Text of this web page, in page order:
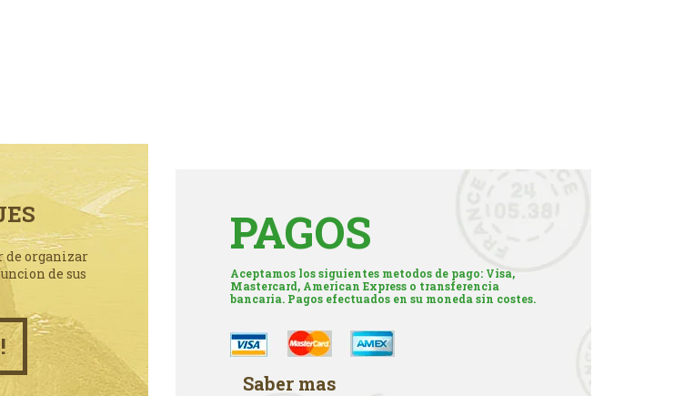
de organizar
de sus
PAGOS
Aceptamos los siguientes metodos de pago: Visa,
Mastercard, American Express o transferencia
bancaria. Pagos efectuados en su moneda sin costes.
Saber mas